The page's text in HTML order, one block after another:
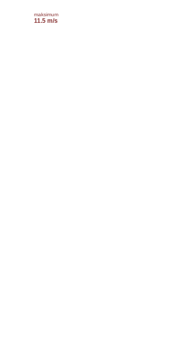
maksimum
11.5 m/s